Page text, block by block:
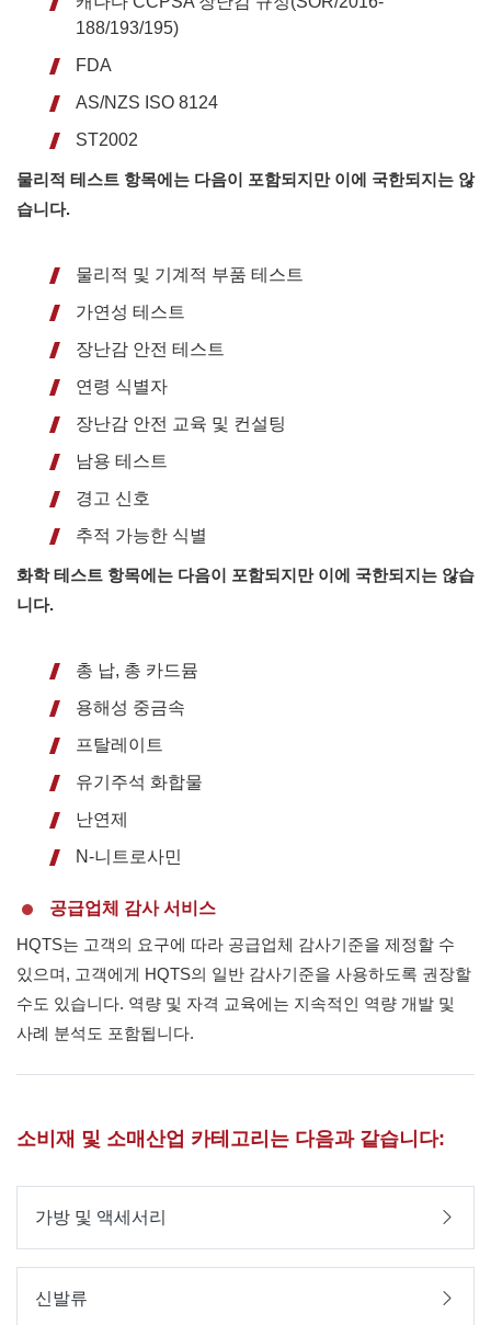
188/193/195)
FDA
AS/NZS ISO 8124
ST2002
물리적 테스트 항목에는 다음이 포함되지만 이에 국한되지는 않
습니다.
물리적 및 기계적 부품 테스트
가연성 테스트
장난감 안전 테스트
연령 식별자
장난감 안전 교육 및 컨설팅
남용 테스트
경고 신호
추적 가능한 식별
화학 테스트 항목에는 다음이 포함되지만 이에 국한되지는 않습
니다.
총 납, 총 카드뮴
용해성 중금속
프탈레이트
유기주석 화합물
난연제
N-니트로사민
공급업체 감사 서비스
HQTS는 고객의 요구에 따라 공급업체 감사기준을 제정할 수
있으며, 고객에게 HQTS의 일반 감사기준을 사용하도록 권장할
수도 있습니다. 역량 및 자격 교육에는 지속적인 역량 개발 및
사례 분석도 포함됩니다.
소비재 및 소매산업 카테고리는 다음과 같습니다:
가방 및 액세서리
신발류